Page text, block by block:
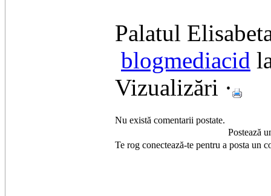
Palatul
blogmediacid
Vizualizări ·
Nu există comentarii postate.
Postează
Te rog conectează-te pentru a posta un